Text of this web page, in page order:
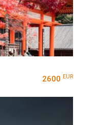
2600 EUR